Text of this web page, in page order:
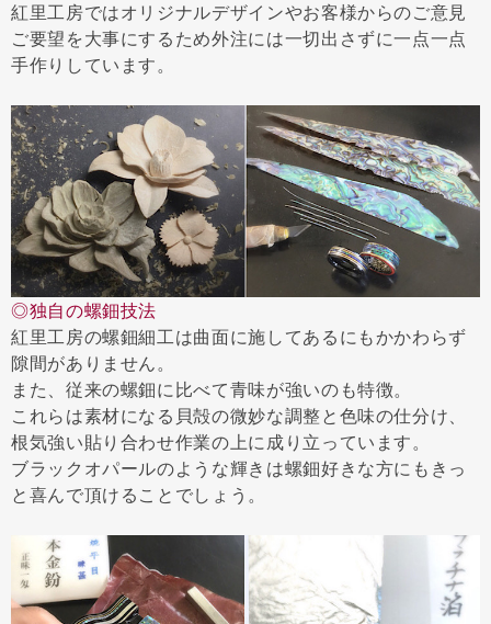
紅里工房ではオリジナルデザインやお客様からのご意見
ご要望を大事にするため外注には一切出さずに一点一点
手作りしています。
◎独自の螺鈿技法
紅里工房の螺鈿細工は曲面に施してあるにもかかわらず
隙間がありません。
また、従来の螺鈿に比べて青味が強いのも特徴。
これらは素材になる貝殻の微妙な調整と色味の仕分け、
根気強い貼り合わせ作業の上に成り立っています。
ブラックオパールのような輝きは螺鈿好きな方にもきっ
と喜んで頂けることでしょう。